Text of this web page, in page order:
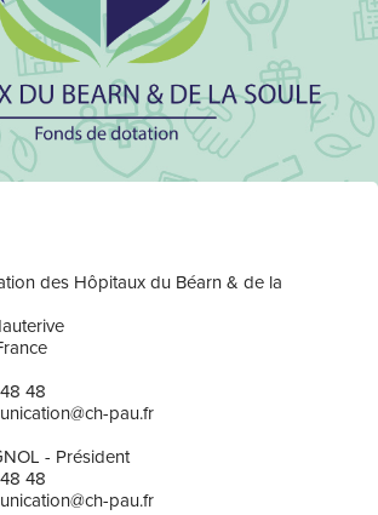
des Hôpitaux du Béarn & de la
48
pau.fr
- Président
48
pau.fr